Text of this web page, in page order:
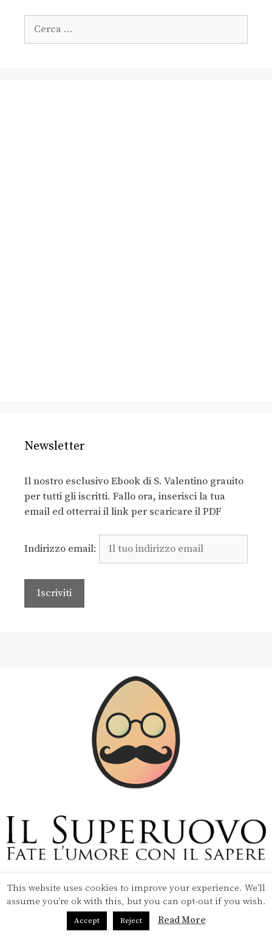
Newsletter
Il nostro esclusivo Ebook di S. Valentino grauito
per tutti gli iscritti. Fallo ora, inserisci la tua
email ed otterrai il link per scaricare il PDF
Indirizzo email:
Copyright © 2020 Il Superuovo — Powered by Pipool
SRL
This website uses cookies to improve your experience. We'll
assume you're ok with this, but you can opt-out if you wish.
Accept Reject Read More